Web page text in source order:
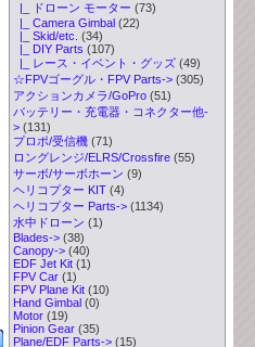
|_ ドローン モーター (73)
|_ Camera Gimbal(22)
|_ Skid/etc. (34)
|_ DIY Parts (107)
|_ レース・イベント・グッズ(49)
☆FPVゴーグル・FPV Parts->(305)
アクションカメラ/GoPro(51)
バッテリー・充電器・コネクター他-
>(131)
プロポ/受信機(71)
ロングレンジ/ELRS/Crossfire(55)
サーボ/サーボホーン (9)
ヘリコプター KIT(4)
ヘリコプター Parts->(1134)
水中ドローン (1)
Blades->(38)
Canopy->(40)
EDF Jet Kit(1)
FPV Car(1)
FPV Plane Kit(10)
Hand Gimbal(0)
Motor(19)
Pinion Gear(35)
Plane/EDF Parts->(15)